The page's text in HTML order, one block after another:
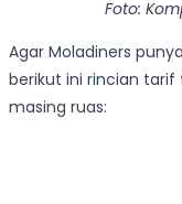
Foto:
Agar Moladiners
berikut ini rincian tarif
masing ruas: